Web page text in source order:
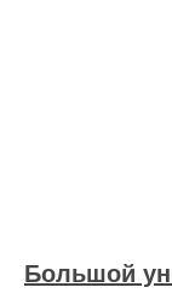
Большой